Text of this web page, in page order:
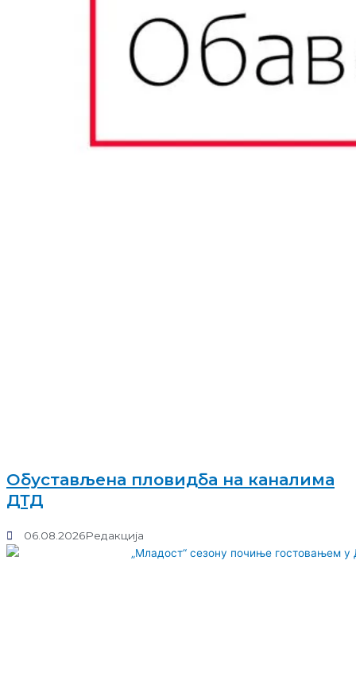
Обустављена пловидба на каналима
ДТД
06.08.2026Редакција